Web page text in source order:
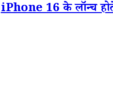
iPhone 16 के लॉन्च